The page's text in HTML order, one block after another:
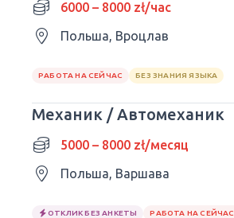
6000 – 8000 zł/час
Польша, Вроцлав
РАБОТА НА СЕЙЧАС БЕЗ ЗНАНИЯ ЯЗЫКА
Механик / Автомеханик
5000 – 8000 zł/месяц
Польша, Варшава
ОТКЛИК БЕЗ АНКЕТЫ РАБОТА НА СЕЙЧАС